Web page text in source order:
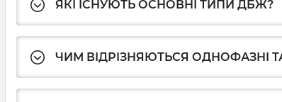
ЯКІ ІСНУЮТЬ ОСНОВНІ ТИПИ ДБЖ?
ЧИМ ВІДРІЗНЯЮТЬСЯ ОДНОФАЗНІ